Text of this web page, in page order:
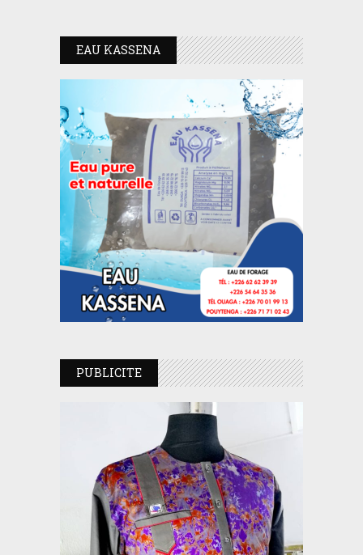
EAU KASSENA
PUBLICITE